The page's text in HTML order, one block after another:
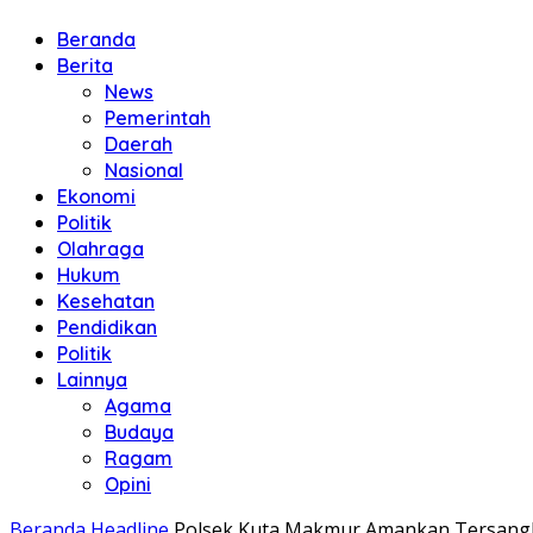
Beranda
Berita
News
Pemerintah
Daerah
Nasional
Ekonomi
Politik
Olahraga
Hukum
Kesehatan
Pendidikan
Politik
Lainnya
Agama
Budaya
Ragam
Opini